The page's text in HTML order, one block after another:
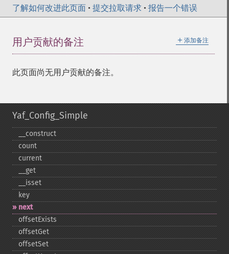
了解如何改进此页面 • 提交拉取请求 • 报告一个错误
＋ 添加备注
用户贡献的备注
此页面尚无用户贡献的备注。
Yaf_Config_Simple
_​_​construct
count
current
_​_​get
_​_​isset
key
next
offsetExists
offsetGet
offsetSet